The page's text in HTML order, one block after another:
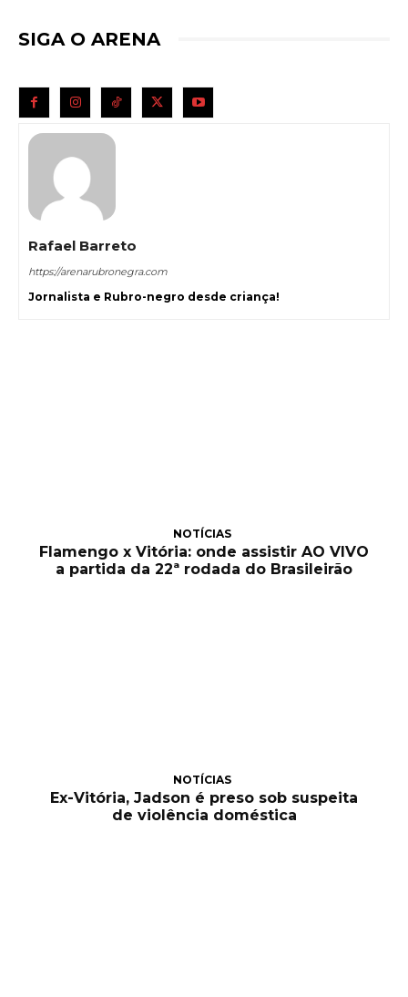
SIGA O ARENA
Rafael Barreto
https://arenarubronegra.com
Jornalista e Rubro-negro desde criança!
NOTÍCIAS
Flamengo x Vitória: onde assistir AO VIVO
a partida da 22ª rodada do Brasileirão
NOTÍCIAS
Ex-Vitória, Jadson é preso sob suspeita
de violência doméstica